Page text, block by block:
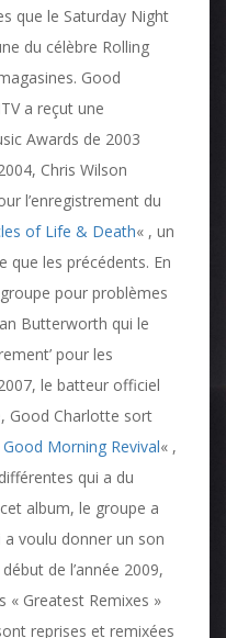
que le Saturday Night
du célèbre Rolling
Good
a reçut une
Awards de 2003
Chris Wilson
l’enregistrement du
of Life & Death« , un
que les précédents. En
pour problèmes
Butterworth qui le
pour les
le batteur officiel
Good Charlotte sort
Good Morning Revival« ,
qui a du
album, le groupe a
voulu donner un son
de l’année 2009,
« Greatest Remixes »
reprises et remixées